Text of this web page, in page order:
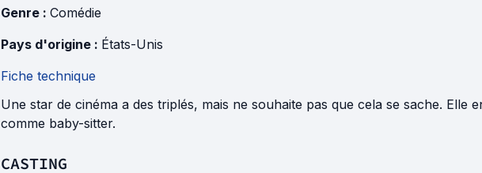
Genre : Comédie
Pays d'origine : États-Unis
Fiche technique
Une star de cinéma a des triplés, mais ne souhaite pas que cela se sache. Elle
comme baby-sitter.
CASTING